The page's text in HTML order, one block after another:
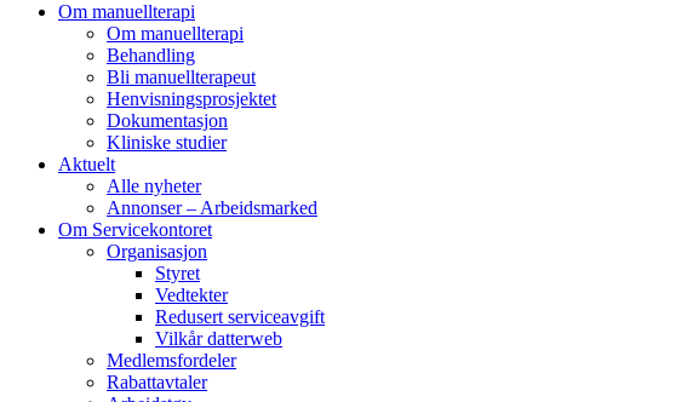
Om manuellterapi
Om manuellterapi
Behandling
Bli manuellterapeut
Henvisningsprosjektet
Dokumentasjon
Kliniske studier
Aktuelt
Alle nyheter
Annonser – Arbeidsmarked
Om Servicekontoret
Organisasjon
Styret
Vedtekter
Redusert serviceavgift
Vilkår datterweb
Medlemsfordeler
Rabattavtaler